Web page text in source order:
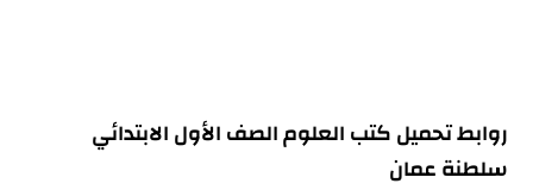
روابط تحميل كتب العلوم الصف الأول الابتدائي
سلطنة عمان